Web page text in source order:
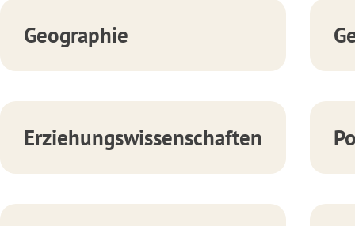
Geographie
Erziehungswissenschaften